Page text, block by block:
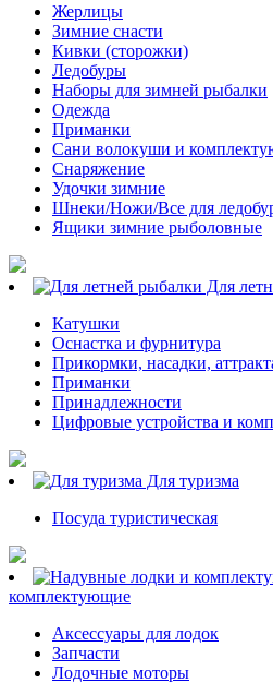
Жерлицы
Зимние снасти
Кивки (сторожки)
Ледобуры
Наборы для зимней рыбалки
Одежда
Приманки
Сани волокуши и
Снаряжение
Удочки зимние
Шнеки/Ножи/Все для
Ящики зимние рыболовные
Для
Катушки
Оснастка и фурнитура
Прикормки, насадки,
Приманки
Принадлежности
Цифровые устройства и
Для туризма
Посуда туристическая
комплектующие
Аксессуары для лодок
Запчасти
Лодочные моторы